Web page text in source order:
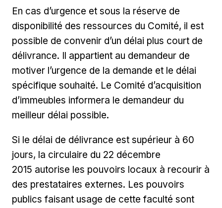
En cas d’urgence et sous la réserve de
disponibilité des ressources du Comité, il est
possible de convenir d’un délai plus court de
délivrance. Il appartient au demandeur de
motiver l’urgence de la demande et le délai
spécifique souhaité. Le Comité d’acquisition
d’immeubles informera le demandeur du
meilleur délai possible.
Si le délai de délivrance est supérieur à 60
jours, la circulaire du 22 décembre
2015 autorise les pouvoirs locaux à recourir à
des prestataires externes. Les pouvoirs
publics faisant usage de cette faculté sont